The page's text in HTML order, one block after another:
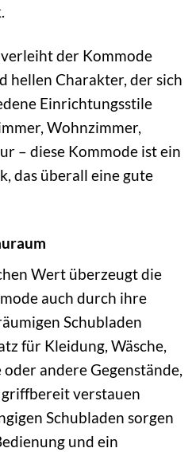
der Kommode
hellen Charakter, der sich
Einrichtungsstile
Wohnzimmer,
– diese Kommode ist ein
das überall eine gute
Wert überzeugt die
auch durch ihre
Schubladen
für Kleidung, Wäsche,
andere Gegenstände,
verstauen
Schubladen sorgen
und ein